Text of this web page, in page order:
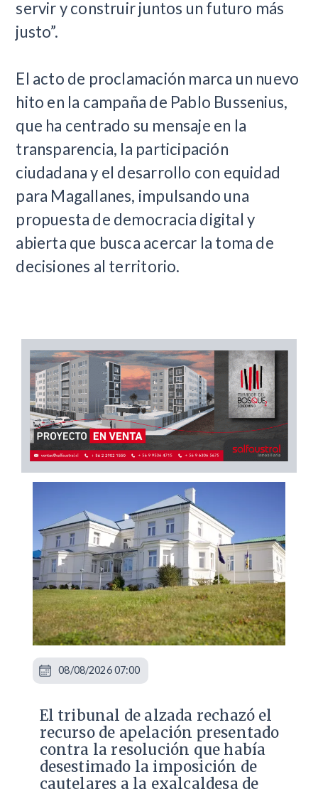
servir y construir juntos un futuro más
justo”.
El acto de proclamación marca un nuevo
hito en la campaña de Pablo Bussenius,
que ha centrado su mensaje en la
transparencia, la participación
ciudadana y el desarrollo con equidad
para Magallanes, impulsando una
propuesta de democracia digital y
abierta que busca acercar la toma de
decisiones al territorio.
​El tribunal de alzada rechazó el
recurso de apelación presentado
contra la resolución que había
desestimado la imposición de
cautelares a la exalcaldesa de
08/08/2026 07:00